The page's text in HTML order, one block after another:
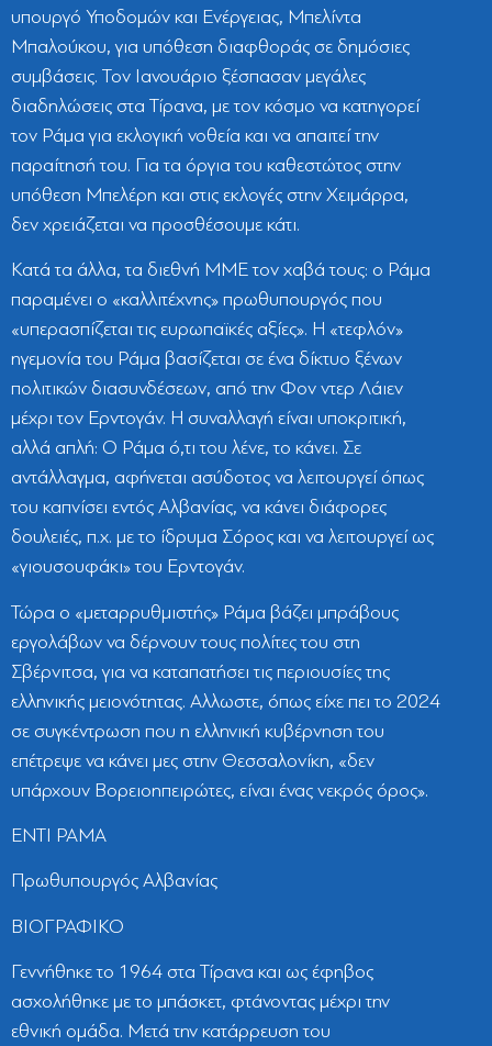
υπουργό Υποδομών και Ενέργειας, Μπελίντα
Μπαλούκου, για υπόθεση διαφθοράς σε δημόσιες
συμβάσεις. Τον Ιανουάριο ξέσπασαν μεγάλες
διαδηλώσεις στα Τίρανα, με τον κόσμο να κατηγορεί
τον Ράμα για εκλογική νοθεία και να απαιτεί την
παραίτησή του. Για τα όργια του καθεστώτος στην
υπόθεση Μπελέρη και στις εκλογές στην Χειμάρρα,
δεν χρειάζεται να προσθέσουμε κάτι.
Κατά τα άλλα, τα διεθνή ΜΜΕ τον χαβά τους: ο Ράμα
παραμένει ο «καλλιτέχνης» πρωθυπουργός που
«υπερασπίζεται τις ευρωπαϊκές αξίες». Η «τεφλόν»
ηγεμονία του Ράμα βασίζεται σε ένα δίκτυο ξένων
πολιτικών διασυνδέσεων, από την Φον ντερ Λάιεν
μέχρι τον Ερντογάν. Η συναλλαγή είναι υποκριτική,
αλλά απλή: Ο Ράμα ό,τι του λένε, το κάνει. Σε
αντάλλαγμα, αφήνεται ασύδοτος να λειτουργεί όπως
του καπνίσει εντός Αλβανίας, να κάνει διάφορες
δουλειές, π.χ. με το ίδρυμα Σόρος και να λειτουργεί ως
«γιουσουφάκι» του Ερντογάν.
Τώρα ο «μεταρρυθμιστής» Ράμα βάζει μπράβους
εργολάβων να δέρνουν τους πολίτες του στη
Σβέρνιτσα, για να καταπατήσει τις περιουσίες της
ελληνικής μειονότητας. Αλλωστε, όπως είχε πει το 2024
σε συγκέντρωση που η ελληνική κυβέρνηση του
επέτρεψε να κάνει μες στην Θεσσαλονίκη, «δεν
υπάρχουν Βορειοηπειρώτες, είναι ένας νεκρός όρος».
ΕΝΤΙ ΡΑΜΑ
Πρωθυπουργός Αλβανίας
ΒΙΟΓΡΑΦΙΚΟ
Γεννήθηκε το 1964 στα Τίρανα και ως έφηβος
ασχολήθηκε με το μπάσκετ, φτάνοντας μέχρι την
εθνική ομάδα. Μετά την κατάρρευση του